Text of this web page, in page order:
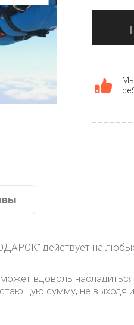
Мы
действует на
вдоволь
сумму, не выходя